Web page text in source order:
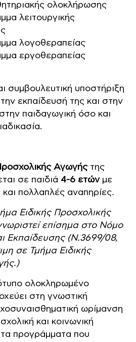
ολοκλήρωσης
λειτουργικής
λογοθεραπείας
εργοθεραπείας
συμβουλευτική υποστήριξη
εκπαίδευσή της και στην
παιδαγωγική όσο και
Αγωγήςτης
σε παιδιά 4-6 ετώνμε
και πολλαπλές αναπηρίες.
Ειδικής Προσχολικής
επίσημα στο Νόμο
Εκπαίδευσης (Ν.3699/08,
σε Τμήμα Ειδικής
ολοκληρωμένο
στη γνωστική
ωρίμανση
και κοινωνική
προγράμματα που